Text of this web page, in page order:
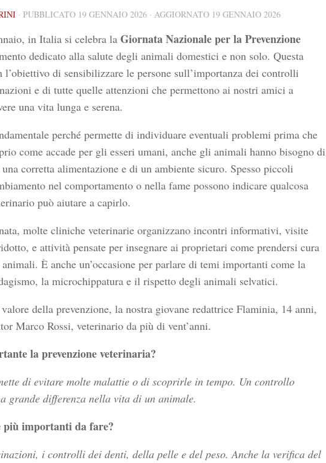
· PUBBLICATO 19 GENNAIO 2026 · AGGIORNATO 19 GENNAIO 2026
in Italia si celebra la Giornata Nazionale per la Prevenzione
dedicato alla salute degli animali domestici e non solo. Questa
l’obiettivo di sensibilizzare le persone sull’importanza dei controlli
e di tutte quelle attenzioni che permettono ai nostri amici a
una vita lunga e serena.
perché permette di individuare eventuali problemi prima che
come accade per gli esseri umani, anche gli animali hanno bisogno di
corretta alimentazione e di un ambiente sicuro. Spesso piccoli
nel comportamento o nella fame possono indicare qualcosa
può aiutare a capirlo.
molte cliniche veterinarie organizzano incontri informativi, visite
e attività pensate per insegnare ai proprietari come prendersi cura
È anche un’occasione per parlare di temi importanti come la
la microchippatura e il rispetto degli animali selvatici.
della prevenzione, la nostra giovane redattrice Flaminia, 14 anni,
Marco Rossi, veterinario da più di vent’anni.
la prevenzione veterinaria?
di evitare molte malattie o di scoprirle in tempo. Un controllo
grande differenza nella vita di un animale.
più importanti da fare?
i controlli dei denti, della pelle e del peso. Anche la verifica del